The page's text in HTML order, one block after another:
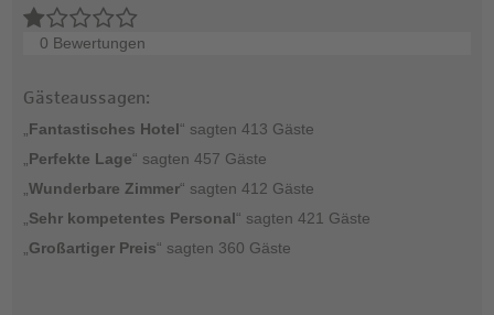
0 Bewertungen
Gästeaussagen:
Fantastisches Hotel“ sagten 413 Gäste
Perfekte Lage“ sagten 457 Gäste
Wunderbare Zimmer“ sagten 412 Gäste
Sehr kompetentes Personal“ sagten 421 Gäste
Großartiger Preis“ sagten 360 Gäste